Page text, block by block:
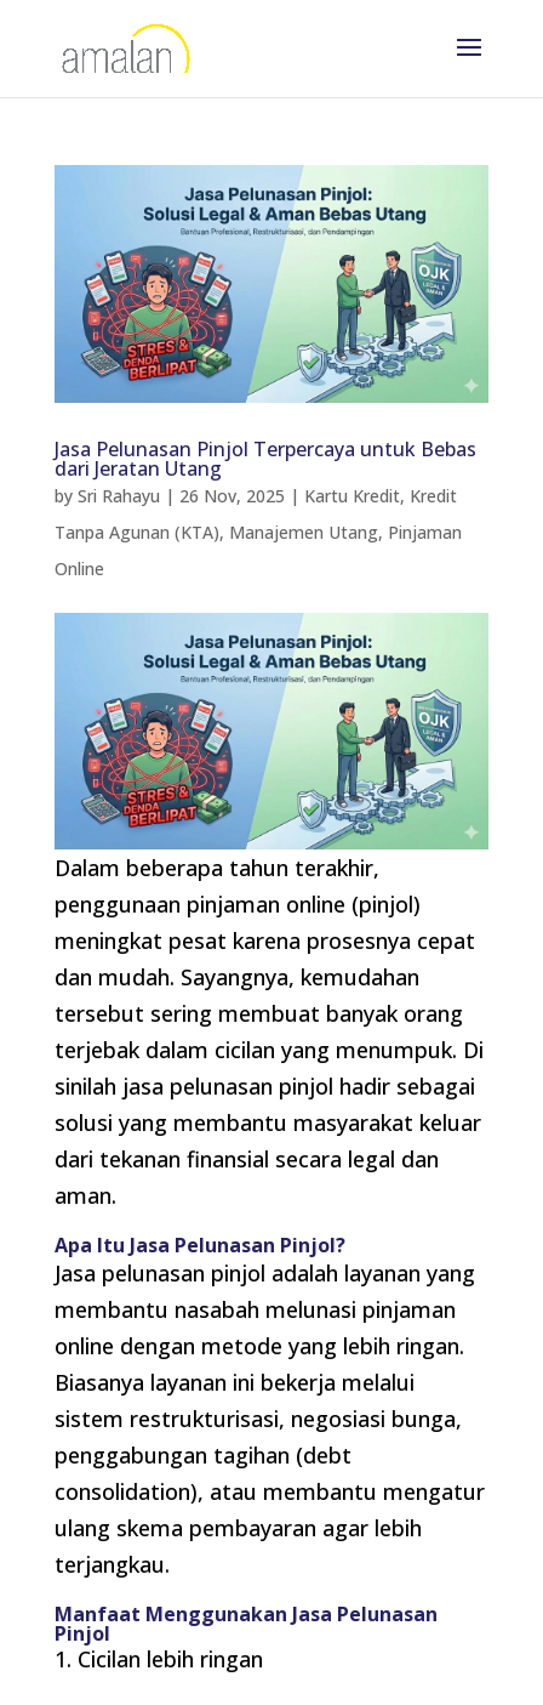
Jasa Pelunasan Pinjol Terpercaya untuk Bebas
dari Jeratan Utang
by Sri Rahayu | 26 Nov, 2025 | Kartu Kredit, Kredit
Tanpa Agunan (KTA), Manajemen Utang, Pinjaman
Online
Dalam beberapa tahun terakhir,
penggunaan pinjaman online (pinjol)
meningkat pesat karena prosesnya cepat
dan mudah. Sayangnya, kemudahan
tersebut sering membuat banyak orang
terjebak dalam cicilan yang menumpuk. Di
sinilah jasa pelunasan pinjol hadir sebagai
solusi yang membantu masyarakat keluar
dari tekanan finansial secara legal dan
aman.
Apa Itu Jasa Pelunasan Pinjol?
Jasa pelunasan pinjol adalah layanan yang
membantu nasabah melunasi pinjaman
online dengan metode yang lebih ringan.
Biasanya layanan ini bekerja melalui
sistem restrukturisasi, negosiasi bunga,
penggabungan tagihan (debt
consolidation), atau membantu mengatur
ulang skema pembayaran agar lebih
terjangkau.
Manfaat Menggunakan Jasa Pelunasan
Pinjol
Cicilan lebih ringan